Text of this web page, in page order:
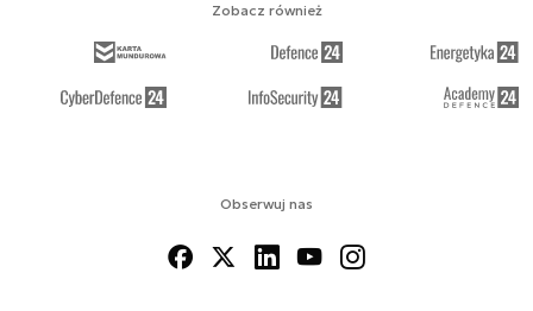
Obserwuj nas
Zobacz również